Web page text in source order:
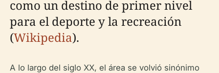
como un destino de primer nivel
para el deporte y la recreación
(Wikipedia).
A lo largo del siglo XX, el área se volvió sinónimo